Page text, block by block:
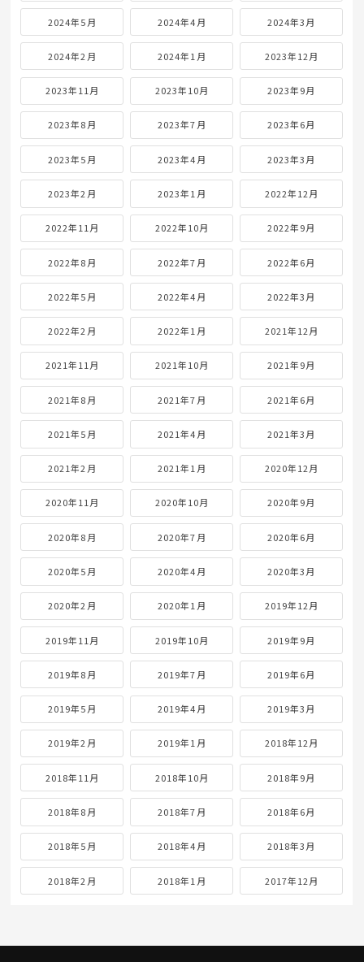
2024年5月 2024年4月 2024年3月
2024年2月 2024年1月 2023年12月
2023年11月 2023年10月 2023年9月
2023年8月 2023年7月 2023年6月
2023年5月 2023年4月 2023年3月
2023年2月 2023年1月 2022年12月
2022年11月 2022年10月 2022年9月
2022年8月 2022年7月 2022年6月
2022年5月 2022年4月 2022年3月
2022年2月 2022年1月 2021年12月
2021年11月 2021年10月 2021年9月
2021年8月 2021年7月 2021年6月
2021年5月 2021年4月 2021年3月
2021年2月 2021年1月 2020年12月
2020年11月 2020年10月 2020年9月
2020年8月 2020年7月 2020年6月
2020年5月 2020年4月 2020年3月
2020年2月 2020年1月 2019年12月
2019年11月 2019年10月 2019年9月
2019年8月 2019年7月 2019年6月
2019年5月 2019年4月 2019年3月
2019年2月 2019年1月 2018年12月
2018年11月 2018年10月 2018年9月
2018年8月 2018年7月 2018年6月
2018年5月 2018年4月 2018年3月
2018年2月 2018年1月 2017年12月